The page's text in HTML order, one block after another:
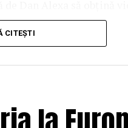
mare parte din joc și
Târgoviște a
însă defensiva
CITEȘTI